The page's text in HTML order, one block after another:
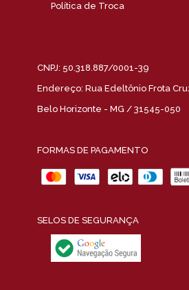
Política de Troca
CNPJ: 50.318.887/0001-39
Endereço: Rua Edeltônio Frota
Belo Horizonte - MG / 31545-050
FORMAS DE PAGAMENTO
SELOS DE SEGURANÇA